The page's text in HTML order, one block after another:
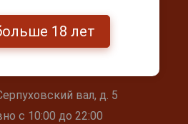
вал, д. 5
с 10:00 до 22:00
18 лет